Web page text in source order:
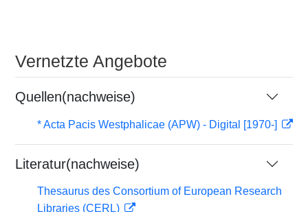
Vernetzte Angebote
Quellen(nachweise)
* Acta Pacis Westphalicae (APW) - Digital [1970-]
Literatur(nachweise)
Thesaurus des Consortium of European Research
Libraries (CERL)